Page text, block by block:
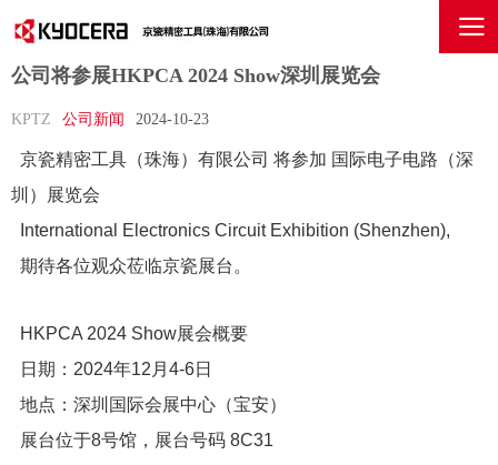
公司将参展HKPCA 2024 Show深圳展览会
KPTZ 公司新闻 2024-10-23
京瓷精密工具（珠海）有限公司 将参加 国际电子电路（深
圳）展览会
International Electronics Circuit Exhibition (Shenzhen),
期待各位观众莅临京瓷展台。
HKPCA 2024 Show展会概要
日期： 2024年12 月 4-6日
地点：深圳国际会展中心（宝安）
展台位于8号馆，展台号码 8C31